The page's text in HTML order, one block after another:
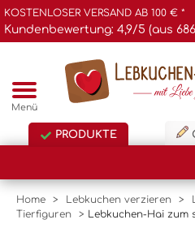
KOSTENLOSER VERSAND AB 100 € *
Kundenbewertung: 4,9/5 (aus
Menü
PRODUKTE
Home > Lebkuchen verzieren >
Tierfiguren
> Lebkuchen-Hai zum